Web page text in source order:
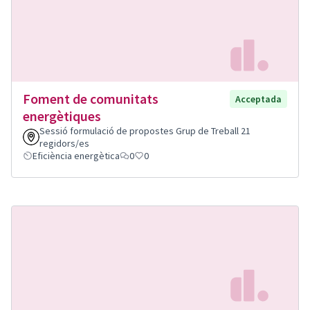
Foment de comunitats
energètiques
Acceptada
Sessió formulació de propostes Grup de Treball 21
regidors/es
Eficiència energètica
0 0